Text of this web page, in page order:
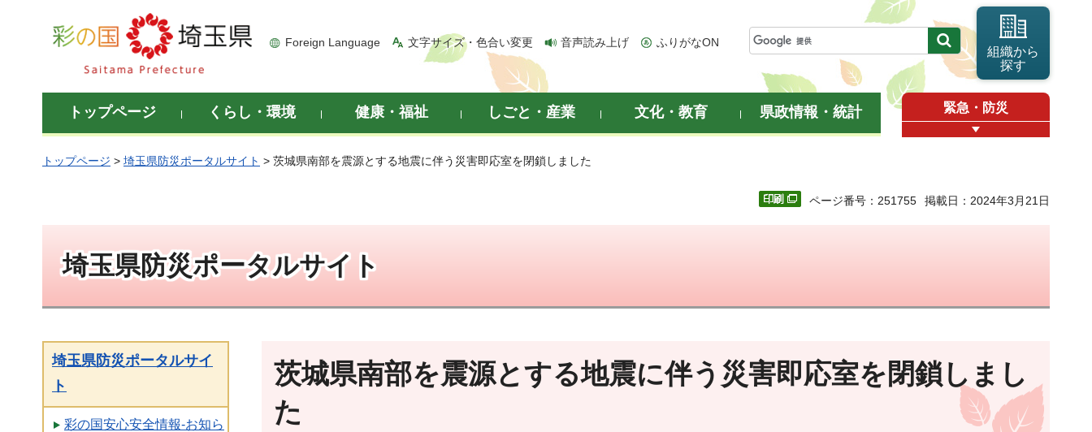
彩の国 埼玉県
Foreign Language 文字サイズ・色合い変更 音声読み上げ ふりがなON
組織から
探す
トップページ くらし・環境 健康・福祉 しごと・産業 文化・教育 県政情報・統計 緊急・防災
トップページ > 埼玉県防災ポータルサイト > 茨城県南部を震源とする地震に伴う災害即応室を閉鎖しました
ページ番号：251755 掲載日：2024年3月21日
埼玉県防災ポータルサイト
埼玉県防災ポータルサイ
ト
彩の国安心安全情報-お知ら
茨城県南部を震源とする地震に伴う災害即応室を閉鎖しまし
た